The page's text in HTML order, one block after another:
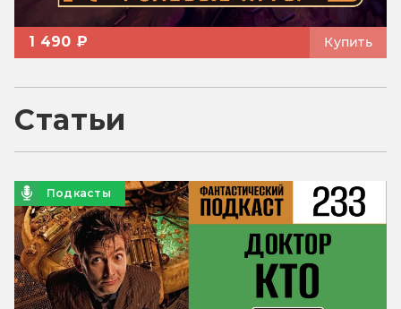
1 490 ₽ Купить
Статьи
Подкасты